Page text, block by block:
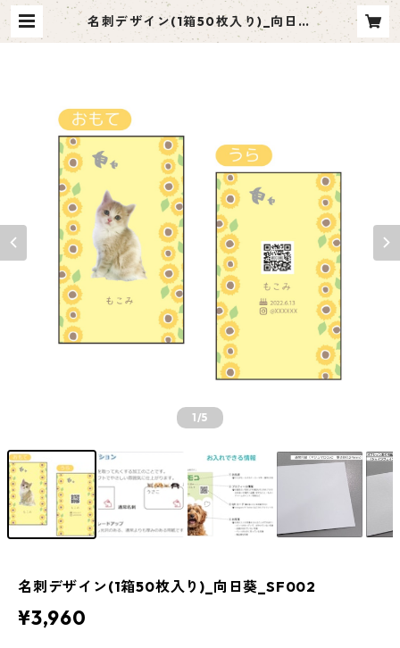
名刺デザイン(1箱50枚入り)_向日葵
_SF002 | ペット名刺 moco me
1/5
名刺デザイン(1箱50枚入り)_向日葵_SF002
¥3,960